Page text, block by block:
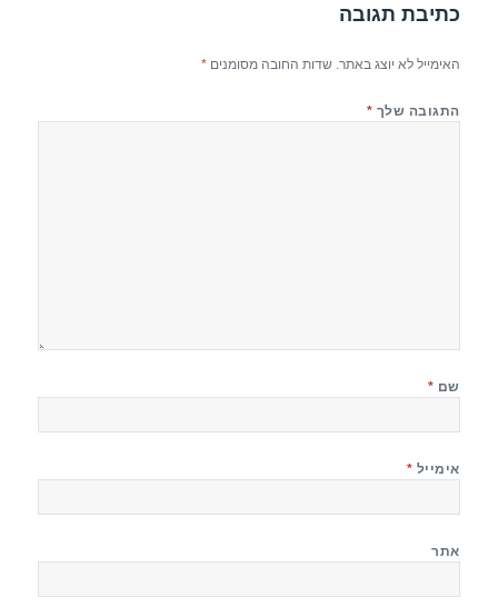
כתיבת תגובה
האימייל לא יוצג באתר. שדות החובה מסומנים*
התגובה שלך *
שם *
אימייל *
אתר